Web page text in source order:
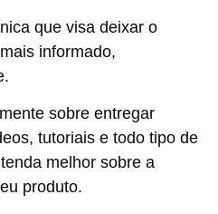
que visa deixar o
informado,
sobre entregar
tutoriais e todo tipo de
melhor sobre a
produto.